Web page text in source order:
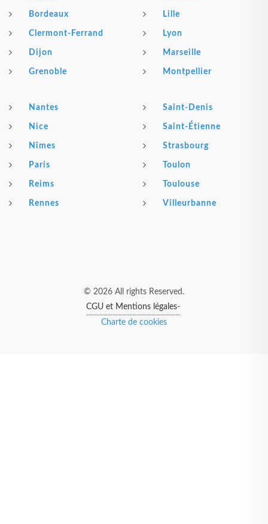
Bordeaux
Clermont-Ferrand
Dijon
Grenoble
Lille
Lyon
Marseille
Montpellier
Nantes
Nice
Nîmes
Paris
Reims
Rennes
Saint-Denis
Saint-Étienne
Strasbourg
Toulon
Toulouse
Villeurbanne
© 2026 All rights Reserved.
CGU et Mentions légales-
Charte de cookies